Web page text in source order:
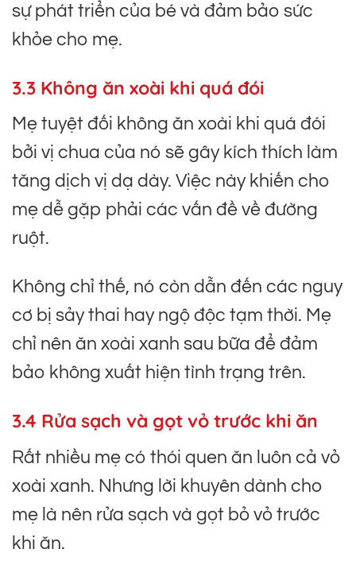
sự phát triển của bé và đảm bảo sức
khỏe cho mẹ.
3.3 Không ăn xoài khi quá đói
Mẹ tuyệt đối không ăn xoài khi quá đói
bởi vị chua của nó sẽ gây kích thích làm
tăng dịch vị dạ dày. Việc này khiến cho
mẹ dễ gặp phải các vấn đề về đường
ruột.
Không chỉ thế, nó còn dẫn đến các nguy
cơ bị sảy thai hay ngộ độc tạm thời. Mẹ
chỉ nên ăn xoài xanh sau bữa để đảm
bảo không xuất hiện tình trạng trên.
3.4 Rửa sạch và gọt vỏ trước khi ăn
Rất nhiều mẹ có thói quen ăn luôn cả vỏ
xoài xanh. Nhưng lời khuyên dành cho
mẹ là nên rửa sạch và gọt bỏ vỏ trước
khi ăn.